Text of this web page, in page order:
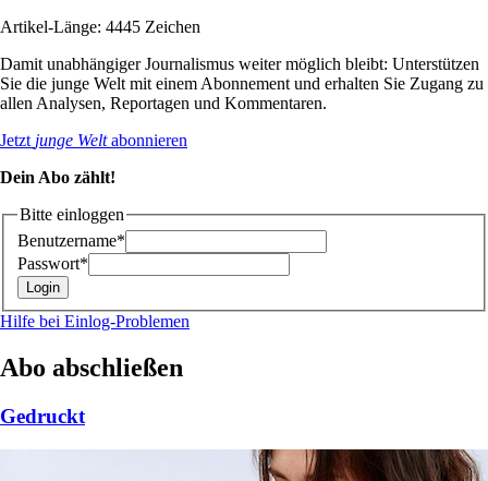
Artikel-Länge: 4445 Zeichen
Damit unabhängiger Journalismus weiter möglich bleibt: Unterstützen
Sie die junge Welt mit einem Abonnement und erhalten Sie Zugang zu
allen Analysen, Reportagen und Kommentaren.
Jetzt junge Weltabonnieren
Dein Abo zählt!
Bitte einloggen
Benutzername*
Passwort*
Hilfe bei Einlog-Problemen
Abo abschließen
Gedruckt